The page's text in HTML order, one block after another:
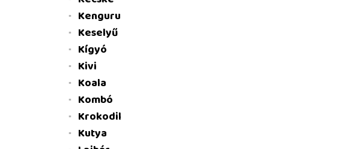
Kenguru
Keselyű
Kígyó
Kivi
Koala
Kombó
Krokodil
Kutya